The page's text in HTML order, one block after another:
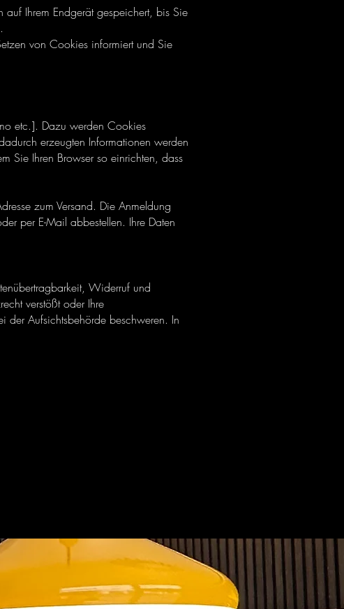
Ihrem Endgerät gespeichert, bis Sie
von Cookies informiert und Sie
etc.]. Dazu werden Cookies
erzeugten Informationen werden
Sie Ihren Browser so einrichten, dass
zum Versand. Die Anmeldung
per E-Mail abbestellen. Ihre Daten
Widerruf und
verstößt oder Ihre
der Aufsichtsbehörde beschweren. In